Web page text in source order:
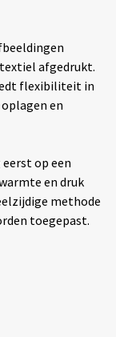
afgedrukt.
flexibiliteit in
en
op een
en druk
methode
toegepast.